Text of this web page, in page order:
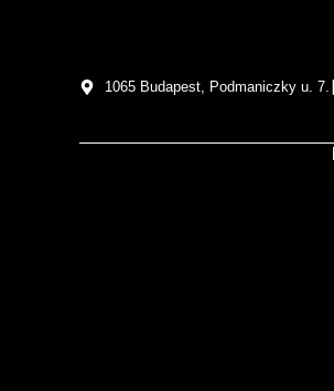
1065 Budapest, Podmaniczky u. 7.